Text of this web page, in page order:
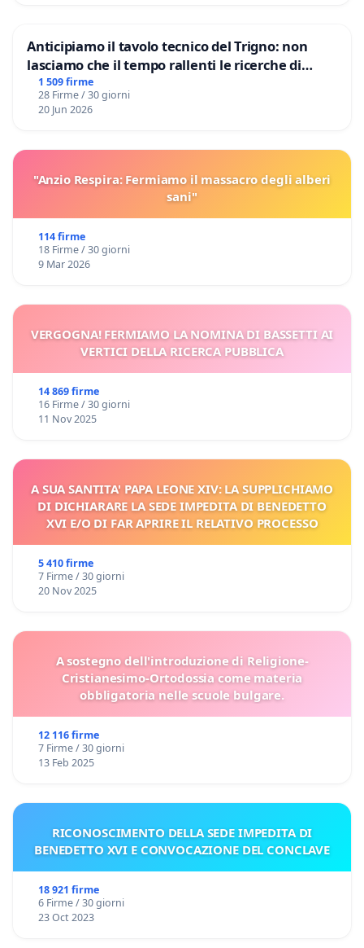
Anticipiamo il tavolo tecnico del Trigno: non
lasciamo che il tempo rallenti le ricerche di
Domenico Racanati
1 509 firme
28 Firme / 30 giorni
20 Jun 2026
"Anzio Respira: Fermiamo il massacro degli alberi
sani"
114 firme
18 Firme / 30 giorni
9 Mar 2026
VERGOGNA! FERMIAMO LA NOMINA DI BASSETTI AI
VERTICI DELLA RICERCA PUBBLICA
14 869 firme
16 Firme / 30 giorni
11 Nov 2025
A SUA SANTITA' PAPA LEONE XIV: LA SUPPLICHIAMO
DI DICHIARARE LA SEDE IMPEDITA DI BENEDETTO
XVI E/O DI FAR APRIRE IL RELATIVO PROCESSO
5 410 firme
7 Firme / 30 giorni
20 Nov 2025
A sostegno dell'introduzione di Religione-
Cristianesimo-Ortodossia come materia
obbligatoria nelle scuole bulgare.
12 116 firme
7 Firme / 30 giorni
13 Feb 2025
RICONOSCIMENTO DELLA SEDE IMPEDITA DI
BENEDETTO XVI E CONVOCAZIONE DEL CONCLAVE
18 921 firme
6 Firme / 30 giorni
23 Oct 2023